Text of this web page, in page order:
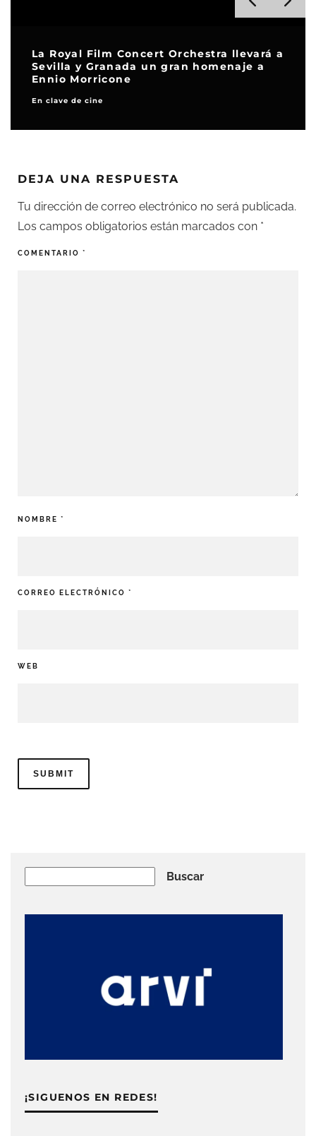
La Royal Film Concert Orchestra llevará a
Sevilla y Granada un gran homenaje a
Ennio Morricone
En clave de cine
DEJA UNA RESPUESTA
Tu dirección de correo electrónico no será publicada.
Los campos obligatorios están marcados con *
COMENTARIO *
NOMBRE *
CORREO ELECTRÓNICO *
WEB
Buscar
¡SIGUENOS EN REDES!